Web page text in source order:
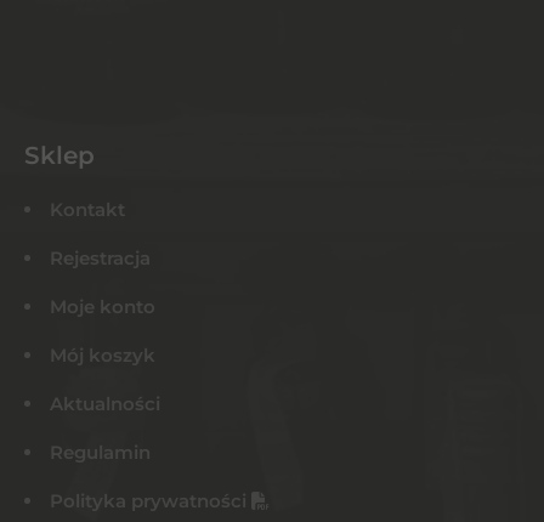
Sklep
Kontakt
Rejestracja
Moje konto
Mój koszyk
Aktualności
Regulamin
Polityka prywatności